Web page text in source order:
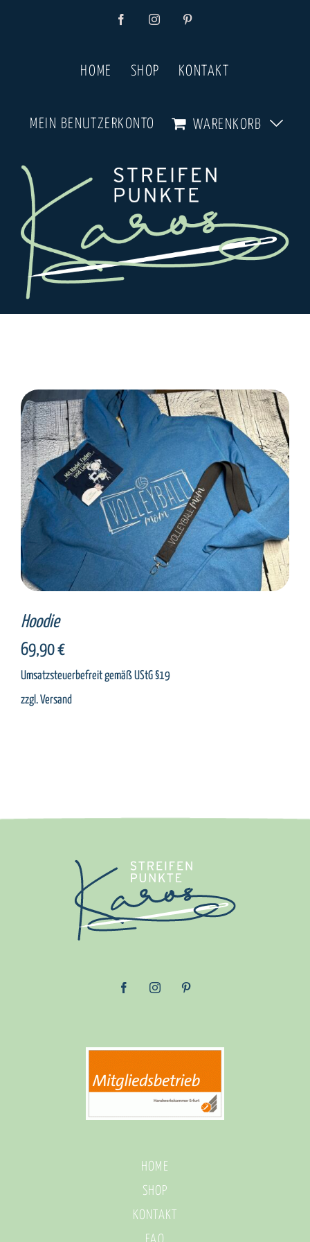
FacebookInstagramPinterest
HOME SHOP KONTAKT
MEIN BENUTZERKONTO WARENKORB
SELECT OPTIONS / DETAILS
Hoodie
69,90€
Umsatzsteuerbefreit gemäß UStG §19
zzgl.Versand
HOME
SHOP
KONTAKT